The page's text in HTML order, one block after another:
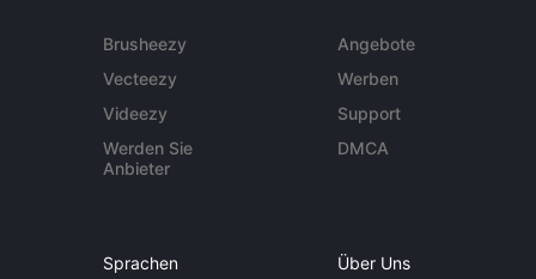
Brusheezy
Vecteezy
Videezy
Werden Sie
Anbieter
Angebote
Werben
Support
DMCA
Sprachen Über Uns